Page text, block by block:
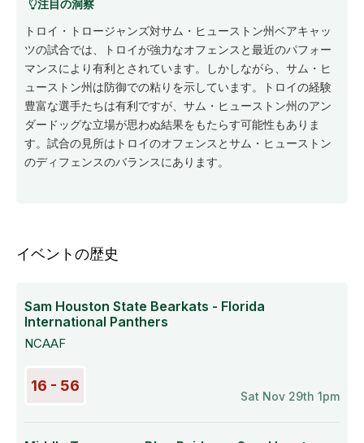
注目の洞察
トロイ・トロージャンズ対サム・ヒューストン州ベアキャッ
ツの試合では、トロイが強力なオフェンスと最近のパフォー
マンスにより有利とされています。しかしながら、サム・ヒ
ューストン州は防御での粘りを示しています。トロイの経験
豊富な選手たちは有利ですが、サム・ヒューストン州のアン
ダードッグな立場が思わぬ結果をもたらす可能性もありま
す。試合の見所はトロイのオフェンスとサム・ヒューストン
のディフェンスのバランスにあります。
イベントの歴史
Sam Houston State Bearkats - Florida
International Panthers
NCAAF
16 - 56
Sat Nov 29th 1pm